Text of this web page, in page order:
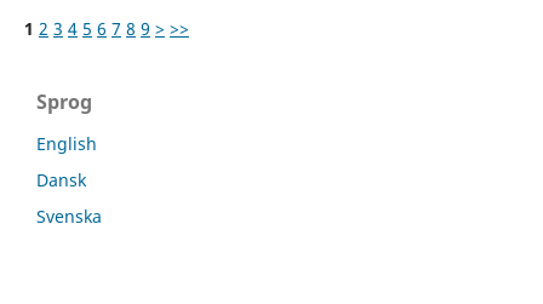
1 2 3 4 5 6 7 8 9 > >>
Sprog
English
Dansk
Svenska